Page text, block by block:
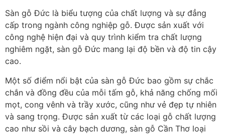
Sàn gỗ Đức là biểu tượng của chất lượng và sự đẳng
cấp trong ngành công nghiệp gỗ. Được sản xuất với
công nghệ hiện đại và quy trình kiểm tra chất lượng
nghiêm ngặt, sàn gỗ Đức mang lại độ bền và độ tin cậy
cao.
Một số điểm nổi bật của sàn gỗ Đức bao gồm sự chắc
chắn và đồng đều của mỗi tấm gỗ, khả năng chống mối
mọt, cong vênh và trầy xước, cũng như vẻ đẹp tự nhiên
và sang trọng. Được sản xuất từ các loại gỗ chất lượng
cao như sồi và cây bạch dương, sàn gỗ Cần Thơ loại